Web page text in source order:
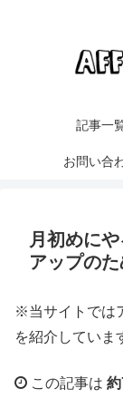
記事一
お問い合
月初めに
アップの
※当サイトでは
を紹介していま
この記事は